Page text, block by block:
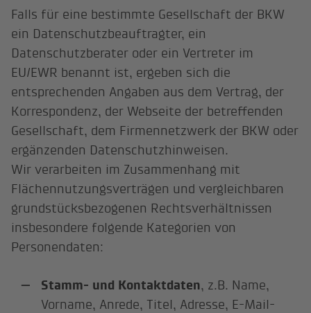
Falls für eine bestimmte Gesellschaft der BKW
ein Datenschutzbeauftragter, ein
Datenschutzberater oder ein Vertreter im
EU/EWR benannt ist, ergeben sich die
entsprechenden Angaben aus dem Vertrag, der
Korrespondenz, der Webseite der betreffenden
Gesellschaft, dem Firmennetzwerk der BKW oder
ergänzenden Datenschutzhinweisen.
Wir verarbeiten im Zusammenhang mit
Flächennutzungsverträgen und vergleichbaren
grundstücksbezogenen Rechtsverhältnissen
insbesondere folgende Kategorien von
Personendaten:
Stamm- und Kontaktdaten, z.B. Name,
Vorname, Anrede, Titel, Adresse, E-Mail-